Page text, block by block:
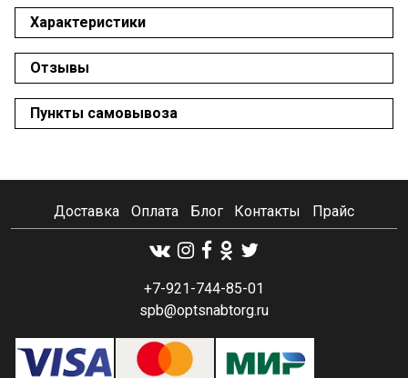
Характеристики
Отзывы
Пункты самовывоза
Доставка Оплата Блог Контакты Прайс
+7-921-744-85-01
spb@optsnabtorg.ru